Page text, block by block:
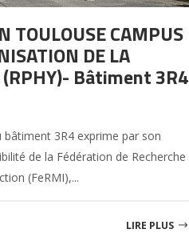
TOULOUSE CAMPUS
DE LA
(RPHY)- Bâtiment 3R4
bâtiment 3R4 exprime par son
de la Fédération de Recherche
(FeRMI),...
LIRE PLUS